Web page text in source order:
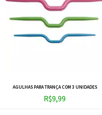
AGULHAS PARA TRANÇA COM 3 UNIDADES
R$9,99